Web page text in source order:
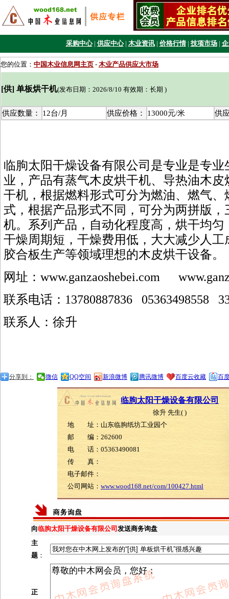
采购中心 | 供应中心 | 木业资讯 | 价格行情 | 技项市场 |
您的位置： 中国木业信息网主页 - 木业产品供应大市场
[供] 单板烘干机(发布日期：2026/8/10 有效期：长期 )
供应数量： 12台/月 供应价格： 13000元/米 供
临朐太阳干燥设备有限公司是专业是专
业，产品有蒸气木皮烘干机、导热油木
干机，根据燃料形式可分为燃油、燃气
式，根据产品形式不同，可分为两拼版
机。系列产品，自动化程度高，烘干均
干燥周期短，干燥费用低，大大减少人
胶合板生产等领域理想的木皮烘干设备。
网址： www.ganzaoshebei.com
联系电话： 13780887836 05363498558
联系人：徐升
分享到： 微信 QQ空间 新浪微博 腾讯微博 百度云收藏 百
临朐太阳干燥设备有限公司
徐升 先生( )
地 址：山东临朐纸坊工业园个
邮 编：262600
电 话：05363490081
传 真：
电子邮件：
公司网站： www.wood168.net/com/100427.html
向临朐太阳干燥设备有限公司 发送商务询盘
主
题 ：
正